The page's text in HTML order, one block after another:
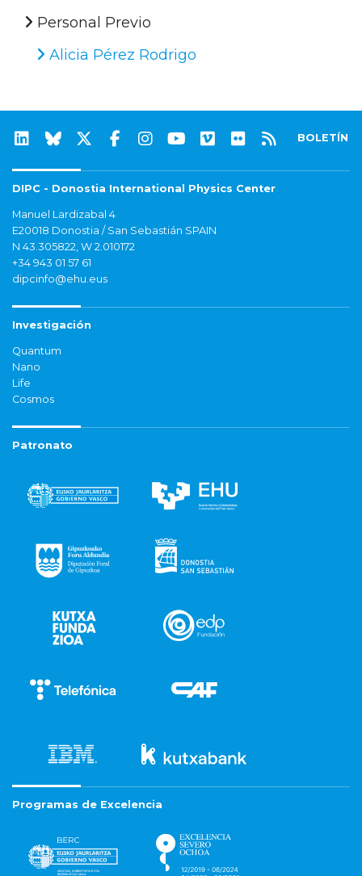
Personal Previo
Alicia Pérez Rodrigo
BOLETÍN
DIPC - Donostia International Physics Center
Manuel Lardizabal 4
E20018 Donostia / San Sebastián SPAIN
N 43.305822, W 2.010172
+34 943 01 57 61
dipcinfo@ehu.eus
Investigación
Quantum
Nano
Life
Cosmos
Patronato
Programas de Excelencia